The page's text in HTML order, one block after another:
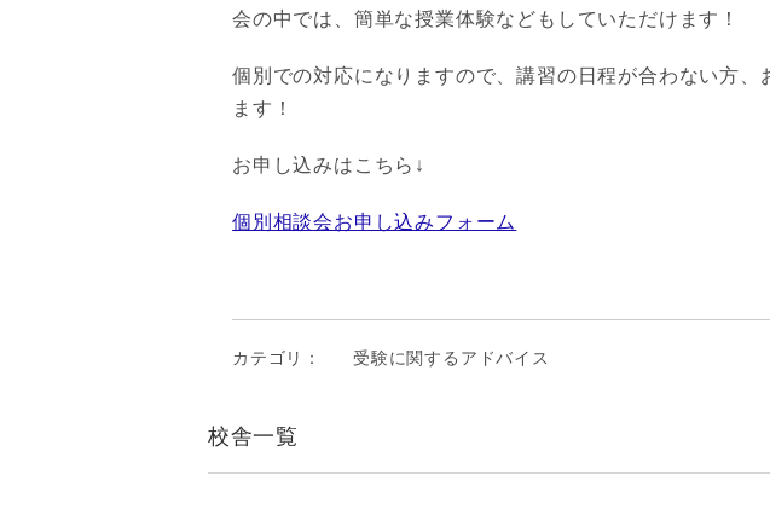
会の中では、簡単な授業体験などもしていただけます！
個別での対応になりますので、講習の日程が合わない方、
ます！
お申し込みはこちら↓
個別相談会お申し込みフォーム
カテゴリ： 受験に関するアドバイス
校舎一覧